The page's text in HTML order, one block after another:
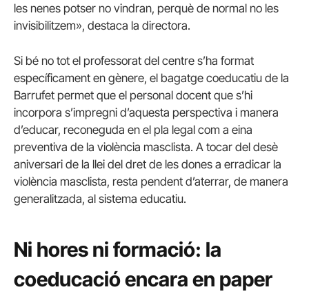
les nenes potser no vindran, perquè de normal no les
invisibilitzem», destaca la directora.
Si bé no tot el professorat del centre s’ha format
específicament en gènere, el bagatge coeducatiu de la
Barrufet permet que el personal docent que s’hi
incorpora s’impregni d’aquesta perspectiva i manera
d’educar, reconeguda en el pla legal com a eina
preventiva de la violència masclista. A tocar del desè
aniversari de la llei del dret de les dones a erradicar la
violència masclista, resta pendent d’aterrar, de manera
generalitzada, al sistema educatiu.
Ni hores ni formació: la
coeducació encara en paper